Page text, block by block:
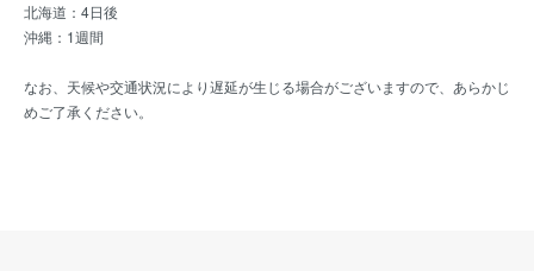
北海道：4日後
沖縄：1週間
なお、天候や交通状況により遅延が生じる場合がございますので、あらかじ
めご了承ください。